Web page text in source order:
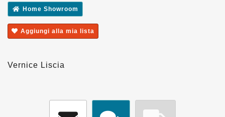
Home Showroom
Aggiungi alla mia lista
Vernice Liscia